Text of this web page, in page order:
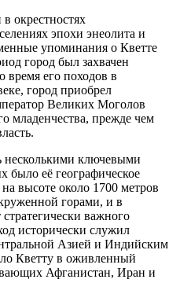
окрестностях
эпохи энеолита и
упоминания о Кветте
город был захвачен
время его походов в
город приобрел
Великих Моголов
младенчества, прежде чем
несколькими ключевыми
было её географическое
высоте около 1700 метров
горами, и в
важного
исторически служил
Азией и Индийским
Кветту в оживленный
Афганистан, Иран и